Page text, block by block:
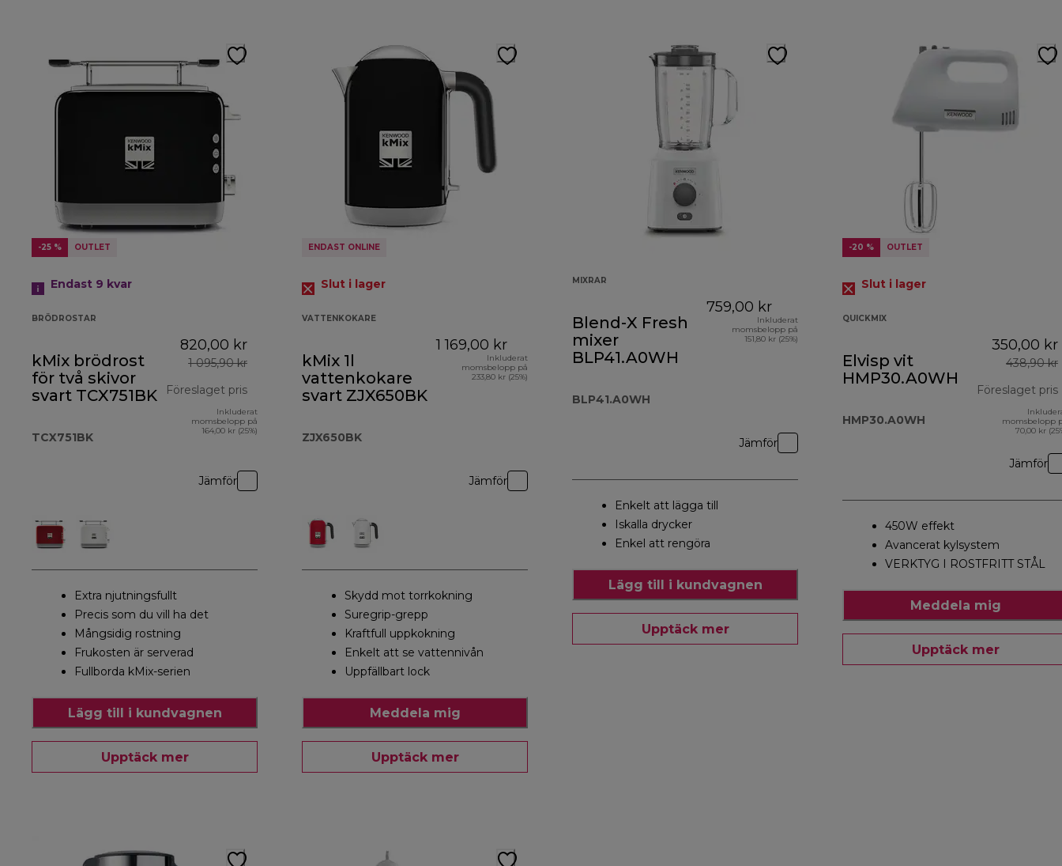
-25 % OUTLET
Endast 9 kvar
BRÖDROSTAR
kMix brödrost
för två skivor
svart TCX751BK
TCX751BK
820,00 kr
1 095,90 kr
Föreslaget pris
ursprungligt pris 1 095,90 kr
Inkluderat
momsbelopp på
164,00 kr (25%)
Jämför
Extra njutningsfullt
Precis som du vill ha det
Mångsidig rostning
Frukosten är serverad
Fullborda kMix-serien
Lägg till i kundvagnen
Upptäck mer
ENDAST ONLINE
Slut i lager
VATTENKOKARE
kMix 1l
vattenkokare
svart ZJX650BK
ZJX650BK
1 169,00 kr
Inkluderat
momsbelopp på
233,80 kr (25%)
Jämför
Skydd mot torrkokning
Suregrip-grepp
Kraftfull uppkokning
Enkelt att se vattennivån
Uppfällbart lock
Meddela mig
Upptäck mer
MIXRAR
Blend-X Fresh
mixer
BLP41.A0WH
BLP41.A0WH
759,00 kr
Inkluderat
momsbelopp på
151,80 kr (25%)
Jämför
Enkelt att lägga till
Iskalla drycker
Enkel att rengöra
Lägg till i kundvagnen
Upptäck mer
-20 % OUTLET
Slut i lager
QUICKMIX
Elvisp vit
HMP30.A0WH
HMP30.A0WH
350,00 kr
438,90 kr
Föreslaget pris
momsbelopp
70,00 kr
Jämför
450W effekt
Avancerat kylsystem
VERKTYG I ROSTFRITT STÅL
Meddela mig
Upptäck mer